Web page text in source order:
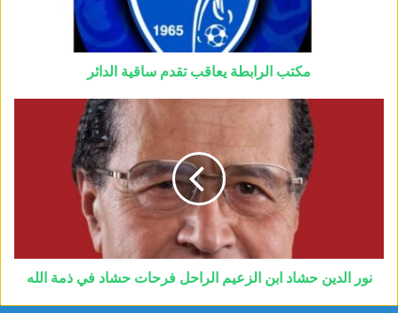
مكتب الرابطة يعاقب تقدم ساقية الدائر
نور الدين حشاد ابن الزعيم الراحل فرحات حشاد في ذمة الله